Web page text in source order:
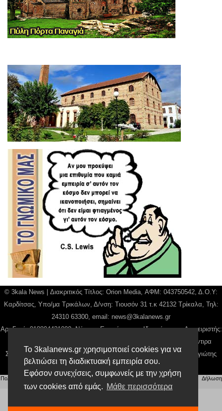
Το 3kalanews.gr χρησιμοποιεί cookies για να
βελτιώσει τη διαδικτυακή εμπειρία σου.
Εφόσον συνεχίσεις, συμφωνείς με την χρήση
των cookies από εμάς. Μάθε περισσότερα
© 3kala News | Διακριτικός Τίτλος: Orion Media, ΑΦΜ: 043750542, Δ.Ο.Υ:
Καρδίτσας, Υπο/μα Τρικάλων, Δ/νση: Τιουσόν 31 τ.κ 42132 Τρίκαλα, Τηλ:
24310 63300, email: news@3kalanews.gr
Αρ. Γεμή: 018804431000, Νόμιμος Εκπρόσωπος, Ιδιοκτήτης και Διαχειριστής:
Παναγιώτης Φιλίππου, Διευθύντρια: Γιαννουσά Βασιλική, Διευθύντιρα
Σύνταξης: Μπαλαμπάνη Βασιλική. Δικαιούχος domain name Παναγιώτης
Φιλίππου
Πολιτική απορρήτου Αίτηση Διαχείρισης Προσωπικών Δεδομένων |Όροι χρήσης
Δήλωση
Συμμόρφωσης